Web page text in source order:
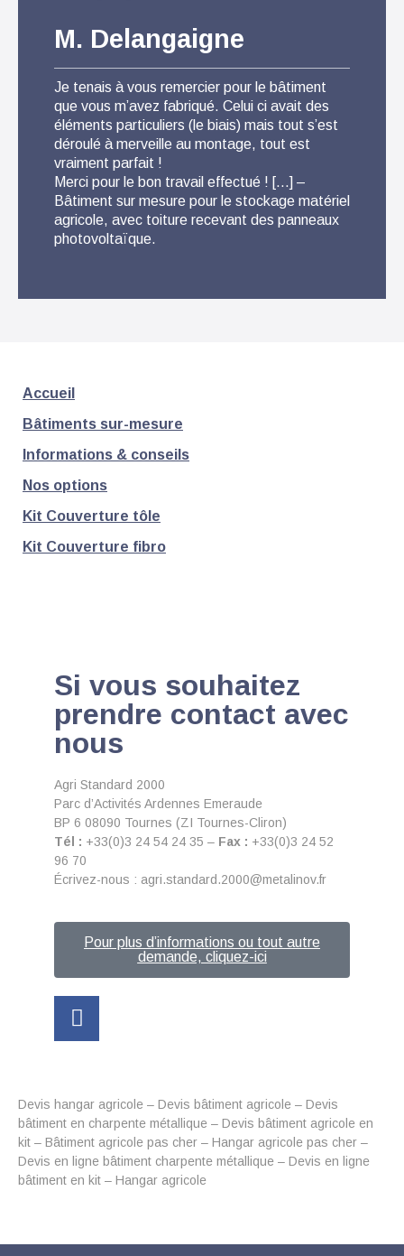
M. Delangaigne
Je tenais à vous remercier pour le bâtiment
que vous m’avez fabriqué. Celui ci avait des
éléments particuliers (le biais) mais tout s’est
déroulé à merveille au montage, tout est
vraiment parfait !
Merci pour le bon travail effectué ! […] –
Bâtiment sur mesure pour le stockage matériel
agricole, avec toiture recevant des panneaux
photovoltaïque.
Accueil
Bâtiments sur-mesure
Informations & conseils
Nos options
Kit Couverture tôle
Kit Couverture fibro
Si vous souhaitez
prendre contact avec
nous
Agri Standard 2000
Parc d’Activités Ardennes Emeraude
BP 6 08090 Tournes (ZI Tournes-Cliron)
Tél : +33(0)3 24 54 24 35 – Fax : +33(0)3 24 52
96 70
Écrivez-nous : agri.standard.2000@metalinov.fr
Pour plus d’informations ou tout autre
demande, cliquez-ici
Devis hangar agricole – Devis bâtiment agricole – Devis
bâtiment en charpente métallique – Devis bâtiment agricole en
kit – Bâtiment agricole pas cher – Hangar agricole pas cher –
Devis en ligne bâtiment charpente métallique – Devis en ligne
bâtiment en kit – Hangar agricole